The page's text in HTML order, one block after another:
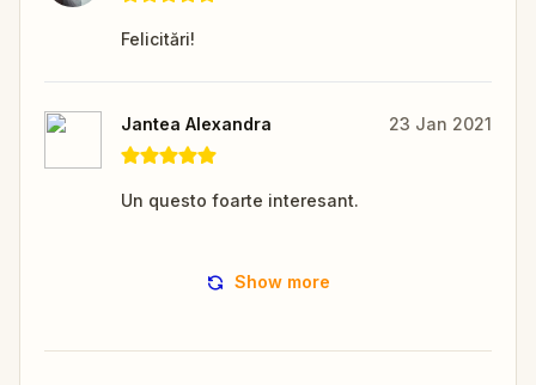
Felicitări!
Jantea Alexandra 23 Jan 2021
Un questo foarte interesant.
Show more